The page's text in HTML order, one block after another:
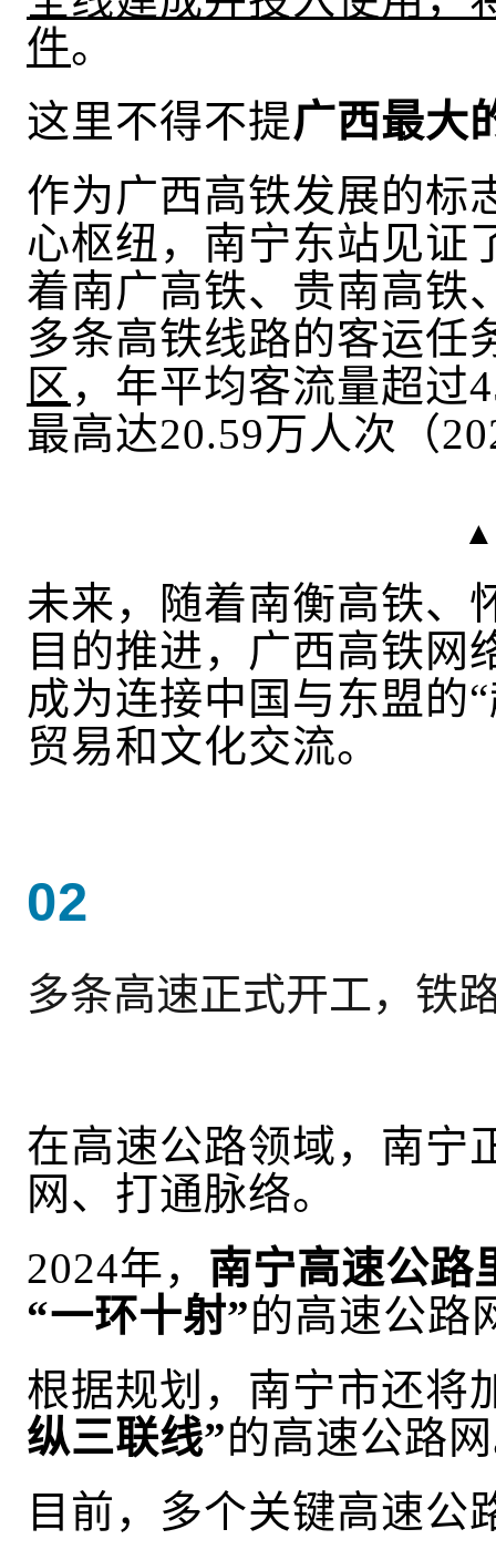
件。
这里不得不提广西最大
作为广西高铁发展的标
心枢纽 ，南宁东站见证
着南广高铁、贵南高铁
多条高铁线路的客运任
区 ，年平均客流量超过
最高达20.59万人次（
▲
未来，随着南衡高铁、
目的推进，广西高铁网
成为连接中国与东盟的
贸易和文化交流。
02
多条高速正式开工，铁
在高速公路领域，南宁
网、打通脉络。
2024年， 南宁高速公路
“一环十射”的高速公路
根据规划，南宁市还将
纵三联线”的高速公路
目前，多个关键高速公